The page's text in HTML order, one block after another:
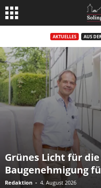
AKTUELLES AUS
Grünes Licht für
Baugenehmigung
Redaktion - 4. August 2026